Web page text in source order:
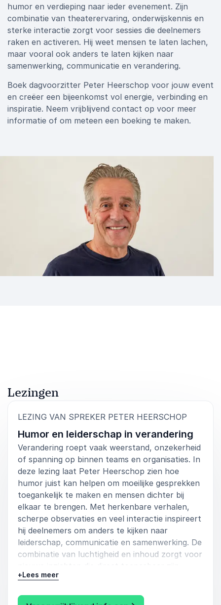
humor en verdieping naar ieder evenement. Zijn
combinatie van theaterervaring, onderwijskennis en
sterke interactie zorgt voor sessies die deelnemers
raken en activeren. Hij weet mensen te laten lachen,
maar vooral ook anders te laten kijken naar
samenwerking, communicatie en verandering.
Boek dagvoorzitter Peter Heerschop voor jouw event
en creëer een bijeenkomst vol energie, verbinding en
inspiratie. Neem vrijblijvend contact op voor meer
informatie of om meteen een boeking te maken.
Lezingen
LEZING VAN SPREKER PETER HEERSCHOP
Humor en leiderschap in verandering
Verandering roept vaak weerstand, onzekerheid
of spanning op binnen teams en organisaties. In
deze lezing laat Peter Heerschop zien hoe
humor juist kan helpen om moeilijke gesprekken
toegankelijk te maken en mensen dichter bij
elkaar te brengen. Met herkenbare verhalen,
scherpe observaties en veel interactie inspireert
hij deelnemers om anders te kijken naar
leiderschap, communicatie en samenwerking. De
combinatie van luchtigheid en inhoud zorgt voor
nieuwe inzichten die direct toepasbaar zijn
binnen organisaties en teams.
+Lees meer